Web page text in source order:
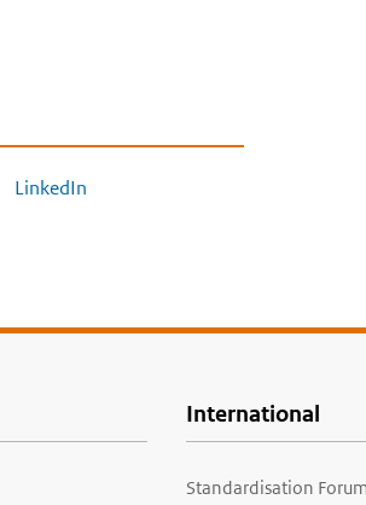
LinkedIn
International
Standardisation